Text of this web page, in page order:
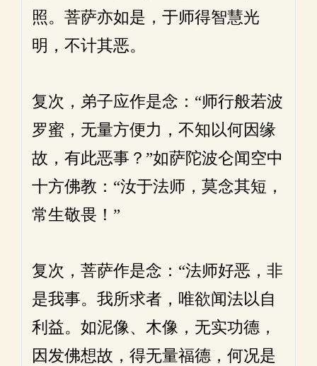
照。菩萨亦如是，于师得智慧光
明，不计其恶。
复次，弟子应作是念：“师行般若波
罗蜜，无量方便力，不知以何因缘
故，有此恶事？”如萨陀波仑闻空中
十方佛教：“汝于法师，莫念其短，
常生敬畏！”
复次，菩萨作是念：“法师好恶，非
是我事。我所求者，唯欲闻法以自
利益。如泥像、木像，无实功德，
因发佛想故，得无量福德，何况是